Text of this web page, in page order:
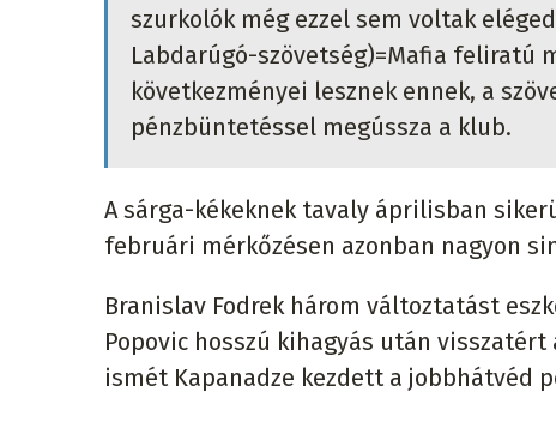
szurkolók még ezzel sem voltak
Labdarúgó-szövetség)=Mafia feliratú
következményei lesznek ennek, a
pénzbüntetéssel megússza a klub.
A sárga-kékeknek tavaly áprilisban
februári mérkőzésen azonban nagyon
Branislav Fodrek három változtatást
Popovic hosszú kihagyás után
ismét Kapanadze kezdett a jobbhátvéd